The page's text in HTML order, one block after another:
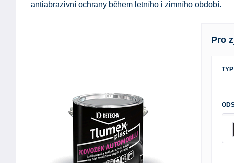
antiabrazivní ochrany během letního i zimního období.
Pro
TYP: